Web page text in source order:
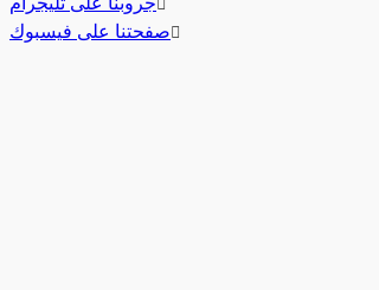
صفحتنا على فيسبوك